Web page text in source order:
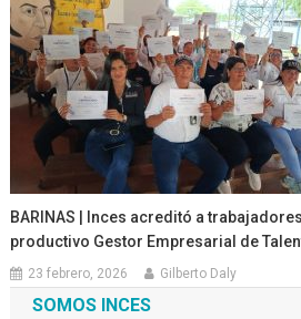
BARINAS | Inces acreditó a
productivo Gestor Empresarial de
23 febrero, 2026 Gilberto Daly
SOMOS INCES